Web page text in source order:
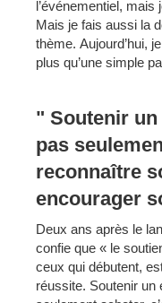
l’événementiel,
Mais je fais aussi la
thème. Aujourd’hui,
plus qu’une simple
" Soutenir un
pas
reconnaître
encourager
Deux ans après le
confie que « le
ceux qui débutent,
réussite. Soutenir un